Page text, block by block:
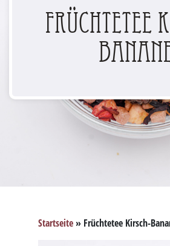
Früchtetee
Startseite » Früchtetee Kirsch-